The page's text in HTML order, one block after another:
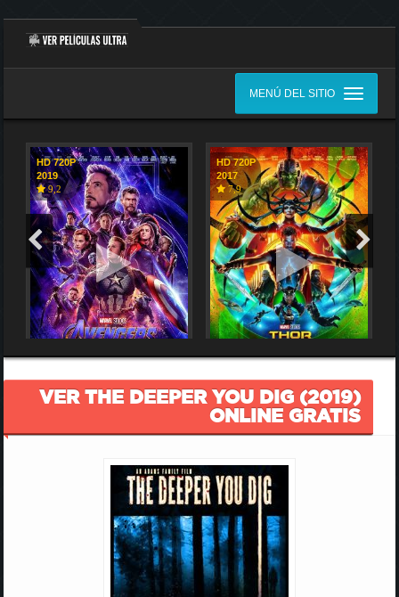
MENÚ DEL SITIO
HD 720P
2019
9,2
HD 720P
2017
7,9
VER THE DEEPER YOU DIG (2019)
ONLINE GRATIS